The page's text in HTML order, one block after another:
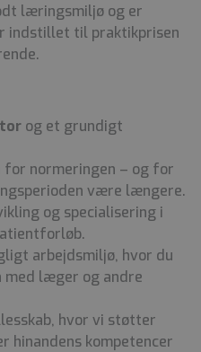
læringsmiljø og er
indstillet til praktikprisen
og et grundigt
for normeringen – og for
være længere.
og specialisering i
arbejdsmiljø, hvor du
læger og andre
hvor vi støtter
kompetencer